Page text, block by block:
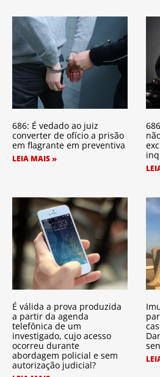
686: É vedado ao juiz
converter de ofício a prisão
em flagrante em preventiva
LEIA MAIS »
É válida a prova produzida
a partir da agenda
telefônica de um
investigado, cujo acesso
ocorreu durante
abordagem policial e sem
autorização judicial?